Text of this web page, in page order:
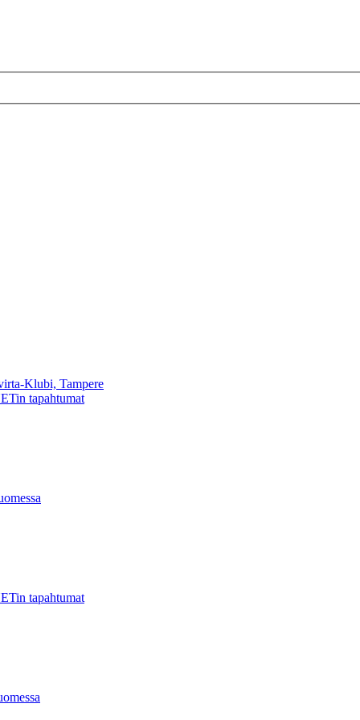
Klubi, Tampere
tapahtumat
tapahtumat